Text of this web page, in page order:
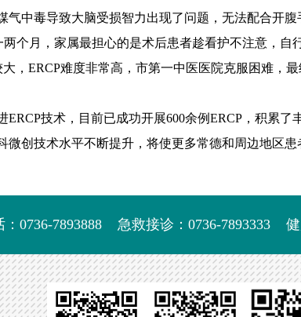
中毒导致大脑受损智力出现了问题，无法配合开
个月，家属最担心的是术后患者趁看护不注意，自
，ERCP难度非常高，市第一中医医院克服困难，
技术，目前已成功开展600余例ERCP，积累了
创技术水平不断提升，将使更多常德和周边地区患
0736-7893888 急救接诊：0736-7893333